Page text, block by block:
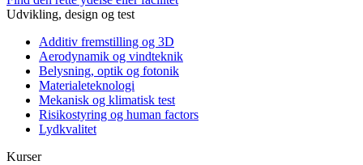
Udvikling, design og test
Additiv fremstilling og 3D
Aerodynamik og vindteknik
Belysning, optik og fotonik
Materialeteknologi
Mekanisk og klimatisk test
Risikostyring og human factors
Lydkvalitet
Kurser